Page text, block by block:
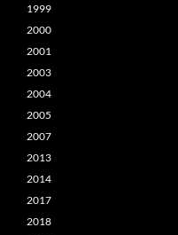
1999
2000
2001
2003
2004
2005
2007
2013
2014
2017
2018